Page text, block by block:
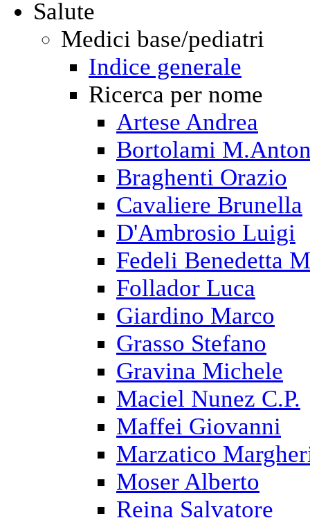
Salute
Medici base/pediatri
Indice generale
Ricerca per nome
Artese Andrea
Bortolami
Braghenti Orazio
Cavaliere Brunella
D'Ambrosio Luigi
Fedeli Benedetta
Follador Luca
Giardino Marco
Grasso Stefano
Gravina Michele
Maciel Nunez C.P.
Maffei Giovanni
Marzatico
Moser Alberto
Reina Salvatore